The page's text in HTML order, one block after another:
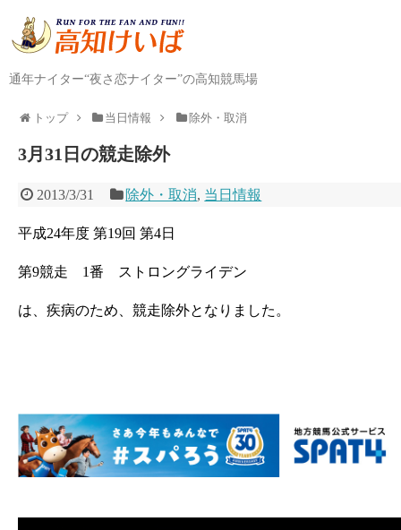
通年ナイター“夜さ恋ナイター”の高知競馬場
トップ 当日情報 除外・取消
3月31日の競走除外
2013/3/31 除外・取消, 当日情報
平成24年度 第19回 第4日
第9競走 1番 ストロングライデン
は、疾病のため、競走除外となりました。